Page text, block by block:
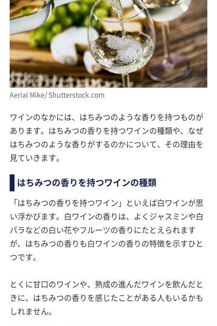
Aerial Mike/ Shutterstock.com
ワインのなかには、はちみつのような香りを持つものが
あります。はちみつの香りを持つワインの種類や、なぜ
はちみつのような香りがするのかについて、その理由を
見ていきます。
はちみつの香りを持つワインの種類
「はちみつの香りを持つワイン」といえば白ワインが思
い浮かびます。白ワインの香りは、よくジャスミンや白
バラなどの白い花やフルーツの香りにたとえられます
が、はちみつの香りも白ワインの香りの特徴を示すひと
つです。
とくに甘口のワインや、熟成の進んだワインを飲んだと
きに、はちみつの香りを感じたことがある人もいるかも
しれません。